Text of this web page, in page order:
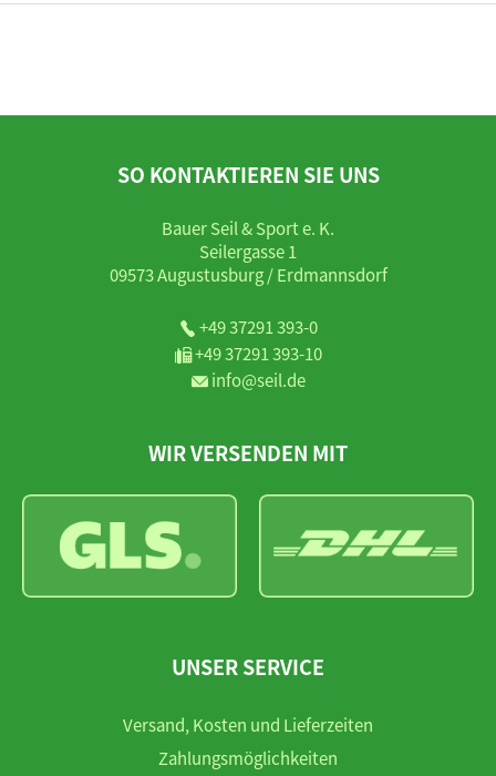
SO KONTAKTIEREN SIE UNS
Bauer Seil & Sport e. K.
Seilergasse 1
09573 Augustusburg / Erdmannsdorf
+49 37291 393-0
+49 37291 393-10
info@seil.de
WIR VERSENDEN MIT
UNSER SERVICE
Versand, Kosten und Lieferzeiten
Zahlungsmöglichkeiten